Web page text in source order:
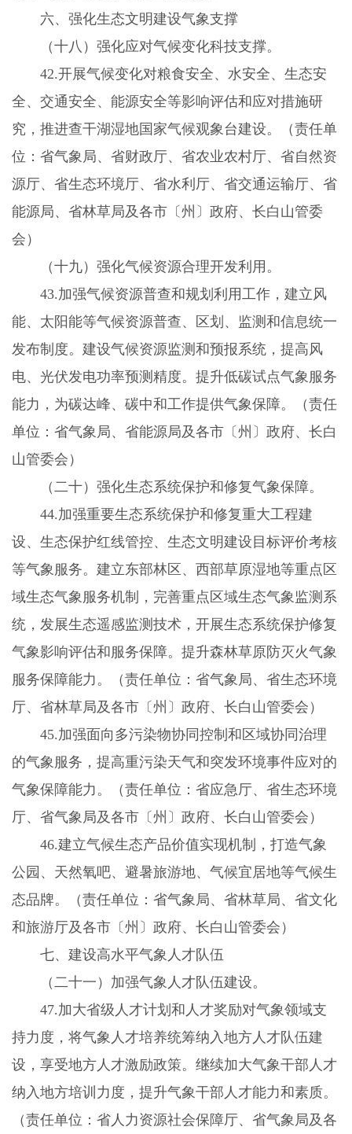
六、强化生态文明建设气象支撑
（十八）强化应对气候变化科技支撑。
42.开展气候变化对粮食安全、水安全、生态安
全、交通安全、能源安全等影响评估和应对措施研
究，推进查干湖湿地国家气候观象台建设。（责任单
位：省气象局、省财政厅、省农业农村厅、省自然资
源厅、省生态环境厅、省水利厅、省交通运输厅、省
能源局、省林草局及各市〔州〕政府、长白山管委
会）
（十九）强化气候资源合理开发利用。
43.加强气候资源普查和规划利用工作，建立风
能、太阳能等气候资源普查、区划、监测和信息统一
发布制度。建设气候资源监测和预报系统，提高风
电、光伏发电功率预测精度。提升低碳试点气象服务
能力，为碳达峰、碳中和工作提供气象保障。（责任
单位：省气象局、省能源局及各市〔州〕政府、长白
山管委会）
（二十）强化生态系统保护和修复气象保障。
44.加强重要生态系统保护和修复重大工程建
设、生态保护红线管控、生态文明建设目标评价考核
等气象服务。建立东部林区、西部草原湿地等重点区
域生态气象服务机制，完善重点区域生态气象监测系
统，发展生态遥感监测技术，开展生态系统保护修复
气象影响评估和服务保障。提升森林草原防灭火气象
服务保障能力。（责任单位：省气象局、省生态环境
厅、省林草局及各市〔州〕政府、长白山管委会）
45.加强面向多污染物协同控制和区域协同治理
的气象服务，提高重污染天气和突发环境事件应对的
气象保障能力。（责任单位：省应急厅、省生态环境
厅、省气象局及各市〔州〕政府、长白山管委会）
46.建立气候生态产品价值实现机制，打造气象
公园、天然氧吧、避暑旅游地、气候宜居地等气候生
态品牌。（责任单位：省气象局、省林草局、省文化
和旅游厅及各市〔州〕政府、长白山管委会）
七、建设高水平气象人才队伍
（二十一）加强气象人才队伍建设。
47.加大省级人才计划和人才奖励对气象领域支
持力度，将气象人才培养统筹纳入地方人才队伍建
设，享受地方人才激励政策。继续加大气象干部人才
纳入地方培训力度，提升气象干部人才能力和素质。
（责任单位：省人力资源社会保障厅、省气象局及各